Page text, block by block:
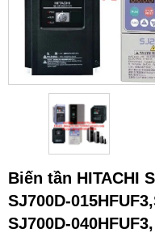
Biến tần HITACHI
SJ700D-
SJ700D-